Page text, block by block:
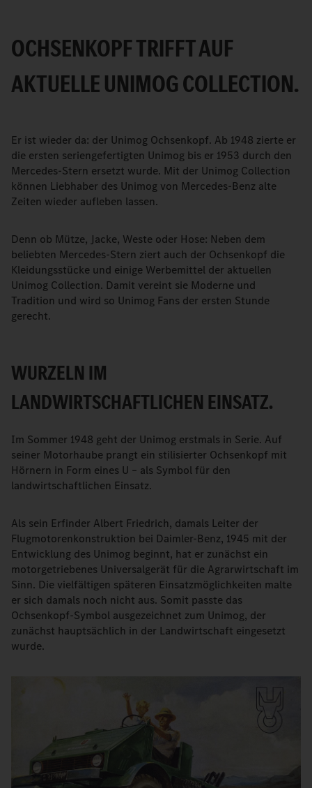
OCHSENKOPF TRIFFT AUF
AKTUELLE UNIMOG COLLECTION.
Er ist wieder da: der Unimog Ochsenkopf. Ab 1948 zierte er
die ersten seriengefertigten Unimog bis er 1953 durch den
Mercedes-Stern ersetzt wurde. Mit der Unimog Collection
können Liebhaber des Unimog von Mercedes-Benz alte
Zeiten wieder aufleben lassen.
Denn ob Mütze, Jacke, Weste oder Hose: Neben dem
beliebten Mercedes-Stern ziert auch der Ochsenkopf die
Kleidungsstücke und einige Werbemittel der aktuellen
Unimog Collection. Damit vereint sie Moderne und
Tradition und wird so Unimog Fans der ersten Stunde
gerecht.
WURZELN IM
LANDWIRTSCHAFTLICHEN EINSATZ.
Im Sommer 1948 geht der Unimog erstmals in Serie. Auf
seiner Motorhaube prangt ein stilisierter Ochsenkopf mit
Hörnern in Form eines U – als Symbol für den
landwirtschaftlichen Einsatz.
Als sein Erfinder Albert Friedrich, damals Leiter der
Flugmotorenkonstruktion bei Daimler-Benz, 1945 mit der
Entwicklung des Unimog beginnt, hat er zunächst ein
motorgetriebenes Universalgerät für die Agrarwirtschaft im
Sinn. Die vielfältigen späteren Einsatzmöglichkeiten malte
er sich damals noch nicht aus. Somit passte das
Ochsenkopf-Symbol ausgezeichnet zum Unimog, der
zunächst hauptsächlich in der Landwirtschaft eingesetzt
wurde.